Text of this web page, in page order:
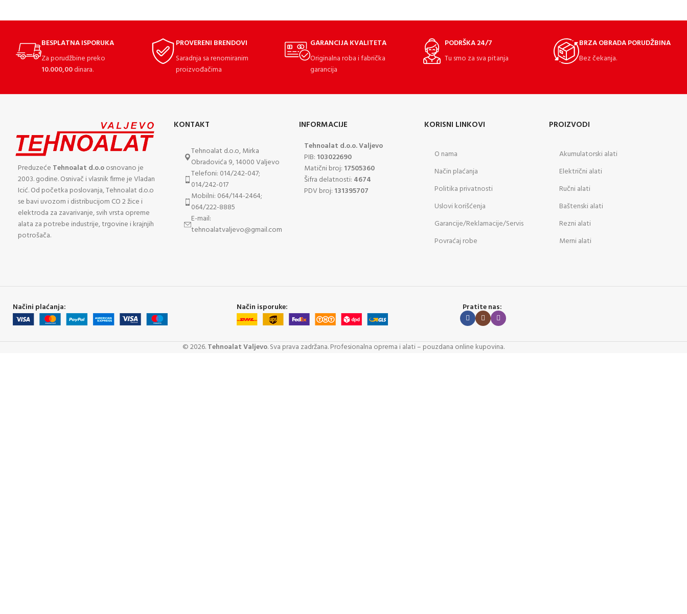
BESPLATNA ISPORUKA
Za porudžbine preko
10.000,00dinara.
PROVERENI BRENDOVI
Saradnja sa renomiranim
proizvođačima
GARANCIJA KVALITETA
Originalna roba i fabrička
garancija
PODRŠKA 24/7
Tu smo za sva pitanja
BRZA OBRADA PORUDŽBINA
Bez čekanja.
Preduzeće Tehnoalat d.o.oosnovano je
2003. godine. Osnivač i vlasnik firme je Vladan
Icić. Od početka poslovanja, Tehnoalat d.o.o
se bavi uvozom i distribucijom CO 2 žice i
elektroda za zavarivanje, svih vrsta opreme
alata za potrebe industrije, trgovine i krajnjih
potrošača.
KONTAKT
Tehnoalat d.o.o, Mirka
Obradovića 9, 14000 Valjevo
Telefoni: 014/242-047;
014/242-017
Mobilni: 064/144-2464;
064/222-8885
E-mail:
tehnoalatvaljevo@gmail.com
INFORMACIJE
Tehnoalat d.o.o. Valjevo
PIB: 103022690
Matični broj: 17505360
Šifra delatnosti: 4674
PDV broj: 131395707
KORISNI LINKOVI
O nama
Način plaćanja
Politika privatnosti
Uslovi korišćenja
Garancije/Reklamacije/Servis
Povraćaj robe
PROIZVODI
Akumulatorski alati
Električni alati
Ručni alati
Baštenski alati
Rezni alati
Merni alati
Načini plaćanja: Način isporuke: Pratite nas:
©2026.Tehnoalat Valjevo. Sva prava zadržana. Profesionalna oprema i alati – pouzdana online kupovina.